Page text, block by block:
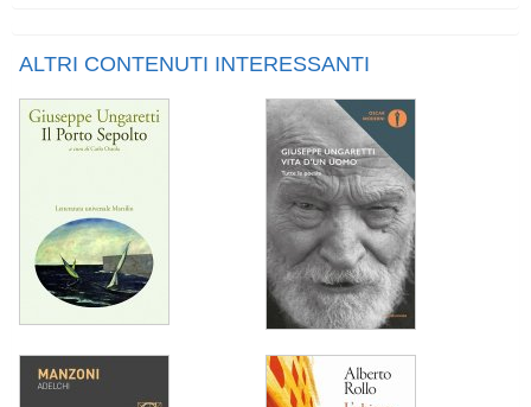
ALTRI CONTENUTI INTERESSANTI